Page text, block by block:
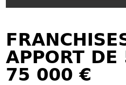
APPORT
75 000 €